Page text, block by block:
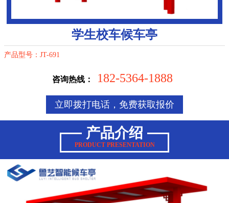
学生校车候车亭
产品型号：JT-691
咨询热线： 182-5364-1888
立即拨打电话，免费获取报价
产品介绍
PRODUCT PRESENTATION